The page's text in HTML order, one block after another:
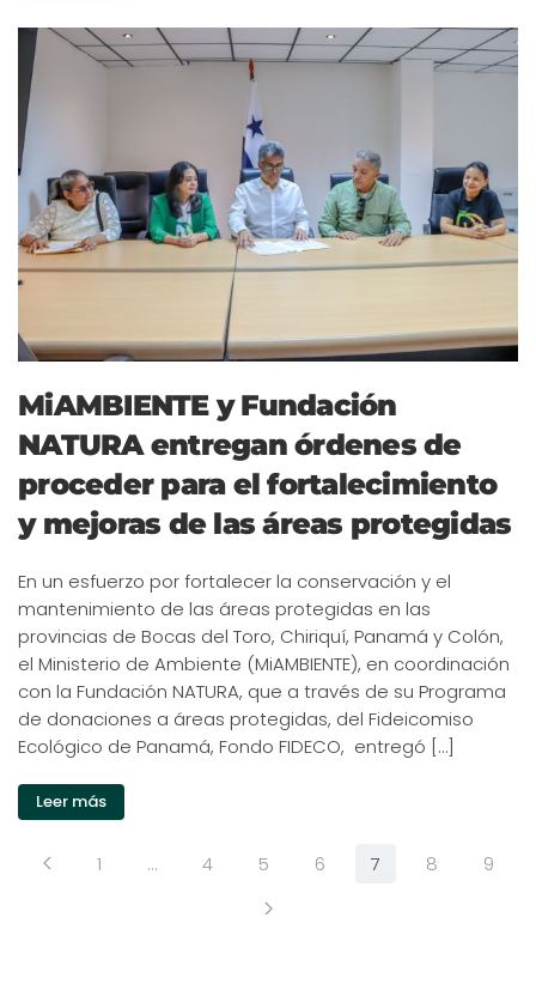
MiAMBIENTE y Fundación
NATURA entregan órdenes de
proceder para el fortalecimiento
y mejoras de las áreas protegidas
En un esfuerzo por fortalecer la conservación y el
mantenimiento de las áreas protegidas en las
provincias de Bocas del Toro, Chiriquí, Panamá y Colón,
el Ministerio de Ambiente (MiAMBIENTE), en coordinación
con la Fundación NATURA, que a través de su Programa
de donaciones a áreas protegidas, del Fideicomiso
Ecológico de Panamá, Fondo FIDECO, entregó […]
Leer más
1 … 4 5 6 7 8 9